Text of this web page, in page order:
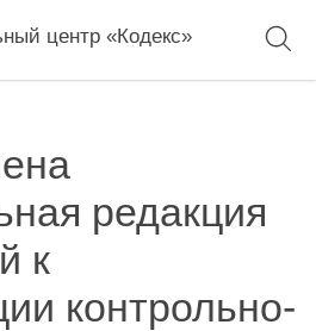
центр «Кодекс»
редакция
к
контрольно-